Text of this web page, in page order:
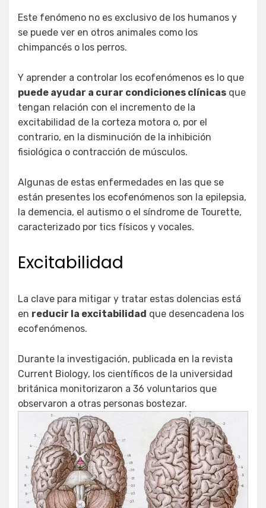
Este fenómeno no es exclusivo de los humanos y
se puede ver en otros animales como los
chimpancés o los perros.
Y aprender a controlar los ecofenómenos es lo que
puede ayudar a curar condiciones clínicas que
tengan relación con el incremento de la
excitabilidad de la corteza motora o, por el
contrario, en la disminución de la inhibición
fisiológica o contracción de músculos.
Algunas de estas enfermedades en las que se
están presentes los ecofenómenos son la epilepsia,
la demencia, el autismo o el síndrome de Tourette,
caracterizado por tics físicos y vocales.
Excitabilidad
La clave para mitigar y tratar estas dolencias está
en reducir la excitabilidad que desencadena los
ecofenómenos.
Durante la investigación, publicada en la revista
Current Biology, los científicos de la universidad
británica monitorizaron a 36 voluntarios que
observaron a otras personas bostezar.